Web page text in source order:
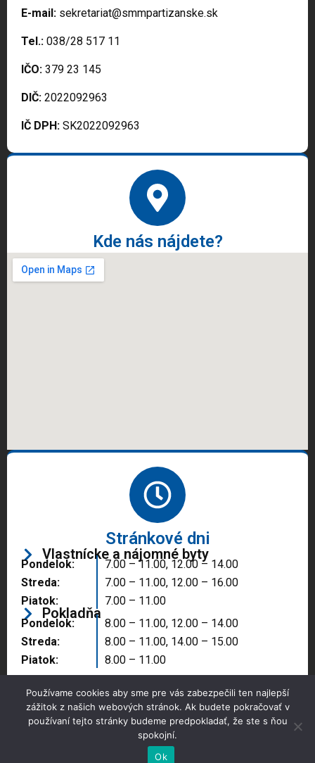
E-mail: sekretariat@smmpartizanske.sk
Tel.: 038/28 517 11
IČO: 379 23 145
DIČ: 2022092963
IČ DPH: SK2022092963
Kde nás nájdete?
Stránkové dni
Vlastnícke a nájomné byty
Pondelok:
Streda:
Piatok:
7.00 – 11.00, 12.00 – 14.00
7.00 – 11.00, 12.00 – 16.00
7.00 – 11.00
Pokladňa
Pondelok:
Streda:
Piatok:
8.00 – 11.00, 12.00 – 14.00
8.00 – 11.00, 14.00 – 15.00
8.00 – 11.00
Copyright © 2025 Správa majetku mesta, n.o.,
Partizánske
Používame cookies aby sme pre vás zabezpečili ten najlepší
zážitok z našich webových stránok. Ak budete pokračovať v
používaní tejto stránky budeme predpokladať, že ste s ňou
spokojní.
Ok